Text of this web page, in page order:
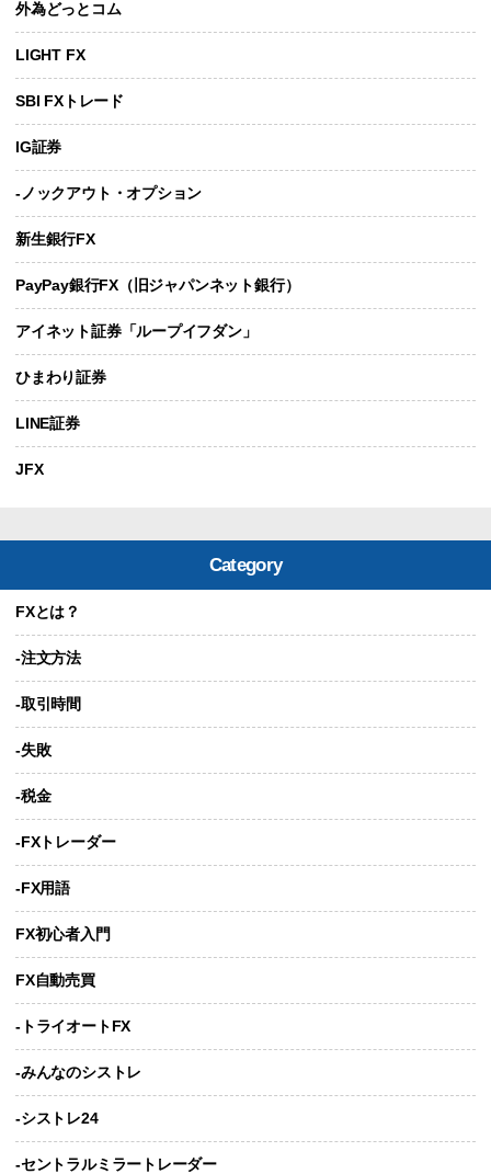
外為どっとコム
LIGHT FX
SBI FXトレード
IG証券
-ノックアウト・オプション
新生銀行FX
PayPay銀行FX（旧ジャパンネット銀行）
アイネット証券「ループイフダン」
ひまわり証券
LINE証券
JFX
Category
FXとは？
-注文方法
-取引時間
-失敗
-税金
-FXトレーダー
-FX用語
FX初心者入門
FX自動売買
-トライオートFX
-みんなのシストレ
-シストレ24
-セントラルミラートレーダー